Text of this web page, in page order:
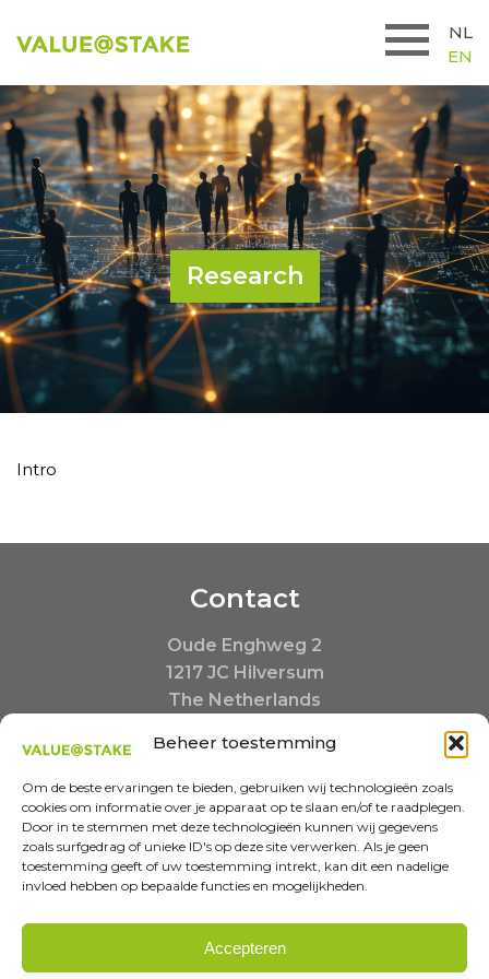
Beheer toestemming
Om de beste ervaringen te bieden, gebruiken wij technologieën zoals
cookies om informatie over je apparaat op te slaan en/of te raadplegen.
Door in te stemmen met deze technologieën kunnen wij gegevens
zoals surfgedrag of unieke ID's op deze site verwerken. Als je geen
toestemming geeft of uw toestemming intrekt, kan dit een nadelige
invloed hebben op bepaalde functies en mogelijkheden.
Accepteren
NL
EN
Research
Intro
Contact
Oude Enghweg 2
1217 JC Hilversum
The Netherlands
Buiten kantooruren:
+31 6 23480217
info@valueatstake.nl
MISSION-INSPIRED COMMUNICATIONS